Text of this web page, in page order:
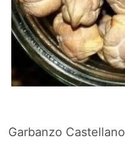
Garbanzo Castellano